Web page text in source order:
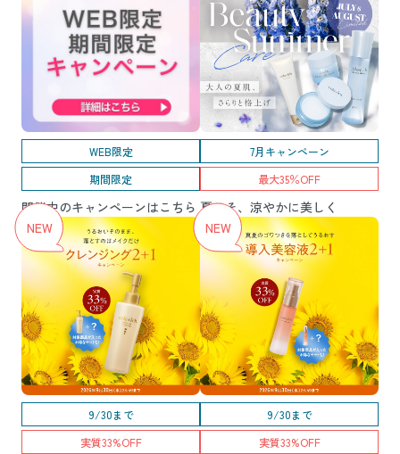
WEB限定
期間限定
開催中のキャンペーンはこちら
7月キャンペーン
最大35％OFF
夏こそ、涼やかに美しく
9/30まで
実質33%OFF
9/30まで
実質33%OFF